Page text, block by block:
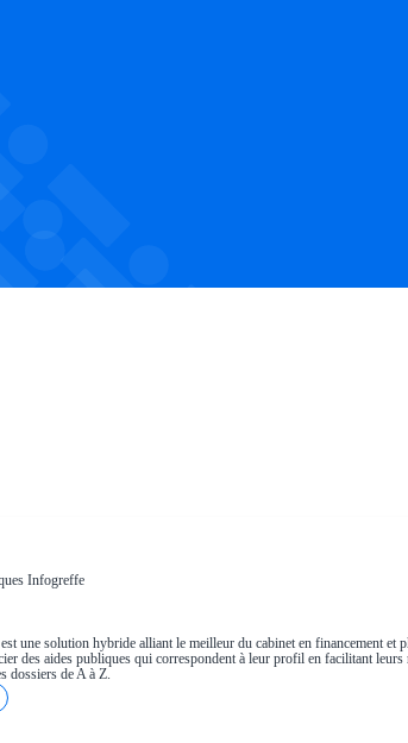
Infogreffe
une solution hybride alliant le meilleur du cabinet en financement et
des aides publiques qui correspondent à leur profil en facilitant leurs
dossiers de A à Z.